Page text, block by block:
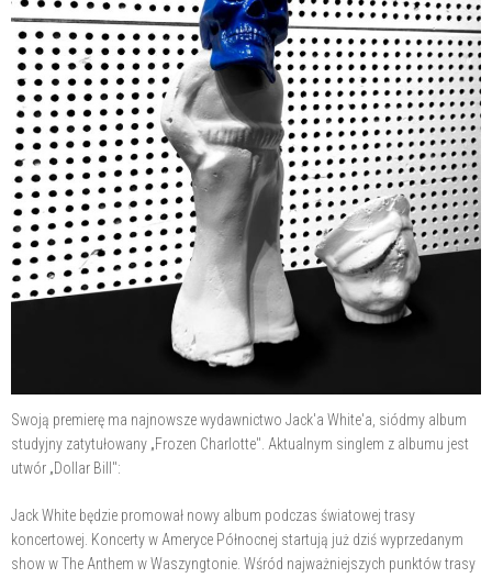
Swoją premierę ma najnowsze wydawnictwo Jack'a White'a, siódmy album
studyjny zatytułowany „Frozen Charlotte". Aktualnym singlem z albumu jest
utwór „Dollar Bill":
Jack White będzie promował nowy album podczas światowej trasy
koncertowej. Koncerty w Ameryce Północnej startują już dziś wyprzedanym
show w The Anthem w Waszyngtonie. Wśród najważniejszych punktów trasy